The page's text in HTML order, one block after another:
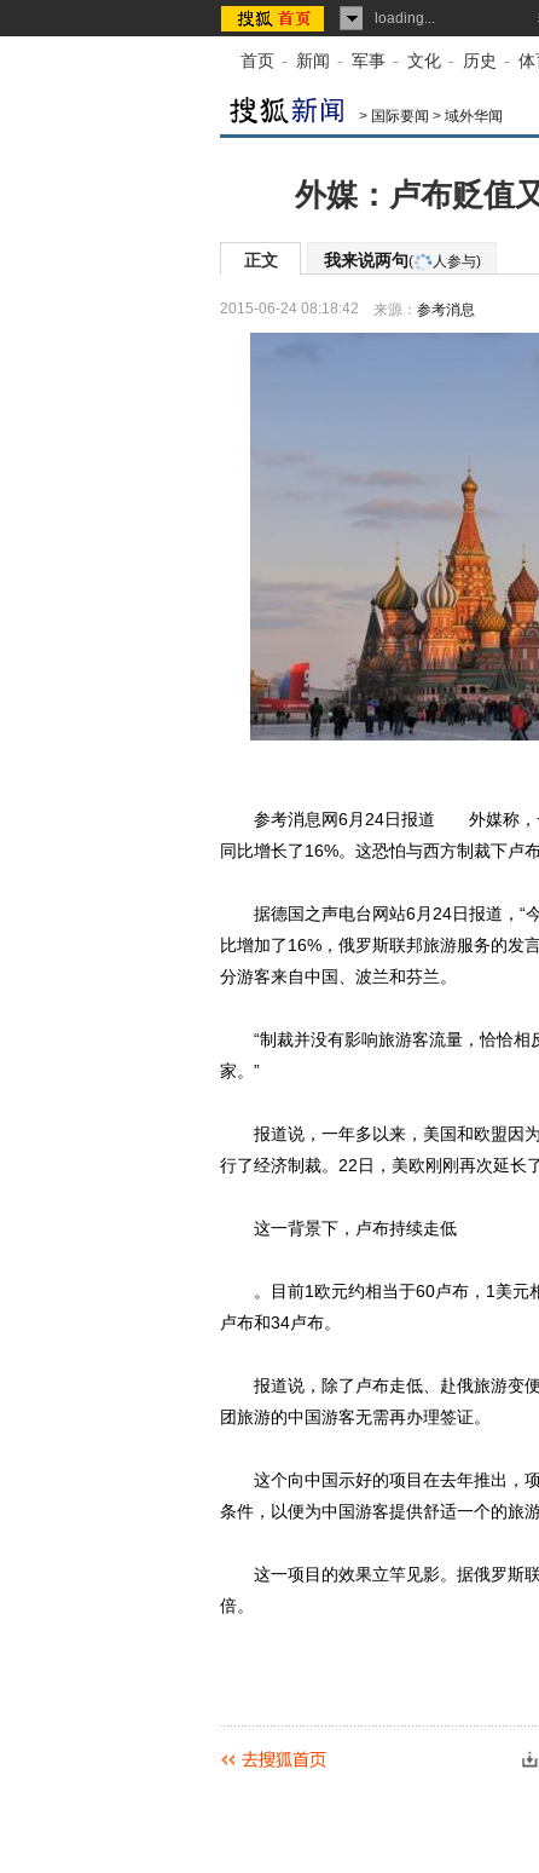
loading...
首页 - 新闻 - 军事 - 文化 - 历史 - 体
> 国际要闻 > 域外华闻
外媒：卢布贬值
正文 我来说两句( 人参与)
2015-06-24 08:18:42 来源： 参考消息
参考消息网6月24日报道 外媒称，一
同比增长了16%。这恐怕与西方制裁下卢
据德国之声电台网站6月24日报道，“今
比增加了16%，俄罗斯联邦旅游服务的发
分游客来自中国、波兰和芬兰。
“制裁并没有影响旅游客流量，恰恰相
家。”
报道说，一年多以来，美国和欧盟因为
行了经济制裁。22日，美欧刚刚再次延长
这一背景下，卢布持续走低
。目前1欧元约相当于60卢布，1美元
卢布和34卢布。
报道说，除了卢布走低、赴俄旅游变
团旅游的中国游客无需再办理签证。
这个向中国示好的项目在去年推出，项
条件，以便为中国游客提供舒适一个的旅游
这一项目的效果立竿见影。据俄罗斯联
倍。